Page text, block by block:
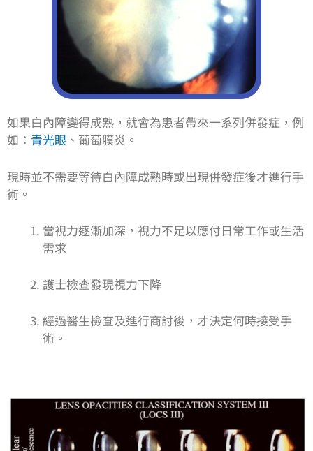
如果白內障變得成熟，就會為患者帶來一系列併發症， 例
如： 青光眼 、葡萄膜炎。
現時並不需要等待白內障成熟時或出現併發症後才進行手
術。
當視力逐漸加深，視力不足以應付日常工作或生活
需求
護士檢查發現視力下降
經過醫生檢查及進行商討後，才決定何時接受手
術。